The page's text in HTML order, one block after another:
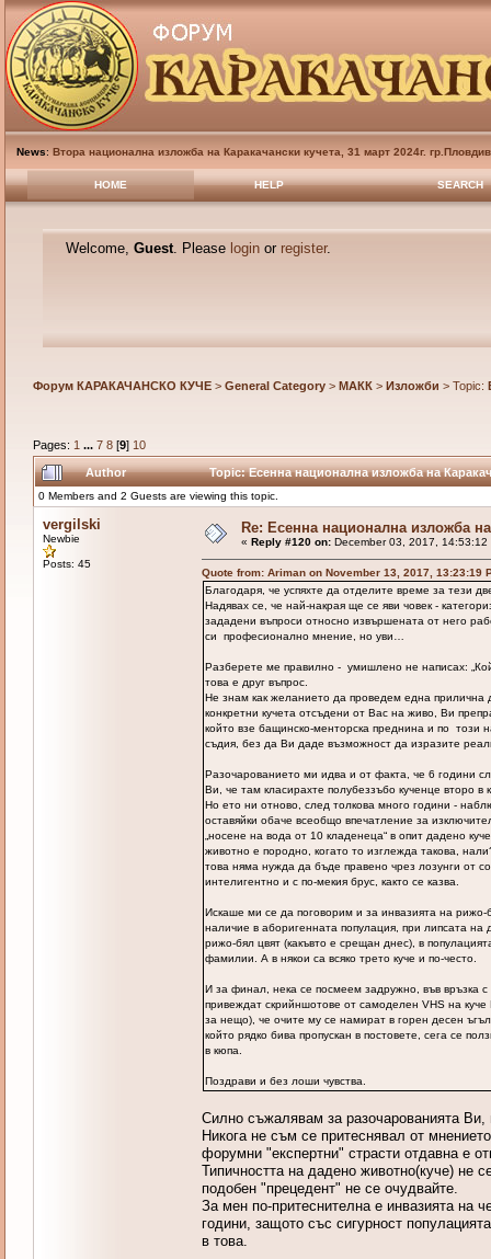
News: Втора национална изложба на Каракачански кучета, 31 март 2024г.
HOME HELP SEARCH
Welcome, Guest. Please loginor register.
Форум КАРАКАЧАНСКО КУЧЕ> General Category> МАКК> Изложби > Topic:
Pages: 1 ... 7 8[9] 10
Author Topic: Есенна национална изложба на
0 Members and 2 Guests are viewing this topic.
vergilski
Newbie
Posts: 45
Re: Есенна национална изложба
« Reply #120 on:December 03, 2017, 14:53:12
Quote from: Ariman on November 13, 2017, 13:23:19
Благодаря, че успяхте да отделите време за тези
Надявах се, че най-накрая ще се яви човек -
зададени въпроси относно извършената от него
си професионално мнение, но уви…
Разберете ме правилно - умишлено не написах:
това е друг въпрос.
Не знам как желанието да проведем една прилична
конкретни кучета отсъдени от Вас на живо, Ви
който взе бащинско-менторска преднина и по този
съдия, без да Ви даде възможност да изразите
Разочарованието ми идва и от факта, че 6
Ви, че там класирахте полубеззъбо кученце второ в
Но ето ни отново, след толкова много години -
оставяйки обаче всеобщо впечатление за
„носене на вода от 10 кладенеца“ в опит дадено
животно е породно, когато то изглежда такова,
това няма нужда да бъде правено чрез лозунги от
интелигентно и с по-мекия брус, както се казва.
Искаше ми се да поговорим и за инвазията на рижо-
наличие в аборигенната популация, при липсата
рижо-бял цвят (какъвто е срещан днес), в
фамилии. А в някои са всяко трето куче и по-често.
И за финал, нека се посмеем задружно, във връзка
привеждат скрийншотове от самоделен VHS на
за нещо), че очите му се намират в горен десен
който рядко бива пропускан в постовете, сега се
в кюпа.
Поздрави и без лоши чувства.
Силно съжалявам за разочарованията
Никога не съм се притеснявал от
форумни "експертни" страсти отдавна е
Типичността на дадено животно(куче) не
подобен "прецедент" не се очудвайте.
За мен по-притеснителна е инвазията на
години, защото със сигурност
в това.